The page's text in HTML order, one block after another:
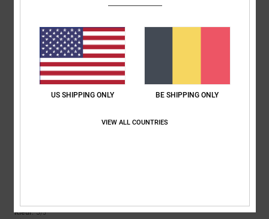
6. juli 2026
A stylish and comfortable shoe
Comfort: 5/5 Prijs-kwaliteitverhouding
Materiaal: 4/5 Kleur: 4/5
4/5
Kleur: 5/5
US SHIPPING ONLY BE SHIPPING ONLY
VIEW ALL COUNTRIES